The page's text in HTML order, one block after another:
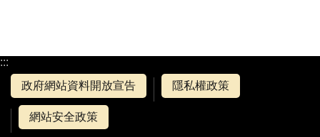
:::
政府網站資料開放宣告
隱私權政策
網站安全政策